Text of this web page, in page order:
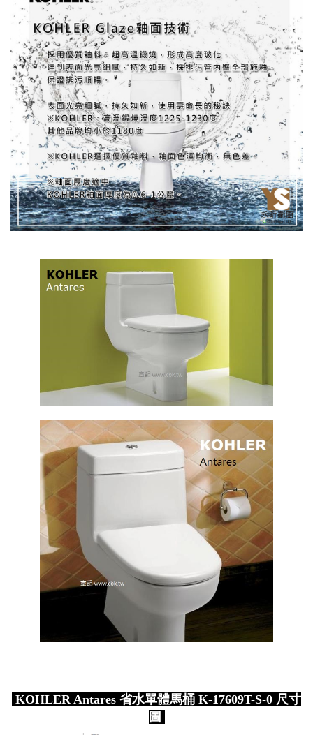
KOHLER Antares 省水單體馬桶 K-17609T-S-0 尺寸
圖